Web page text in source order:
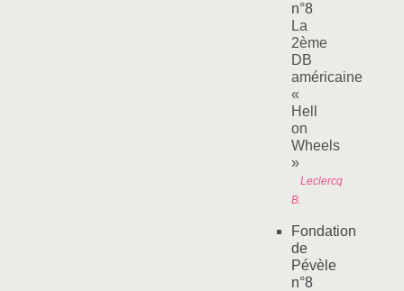
n°8
La
2ème
DB
américaine
«
Hell
on
Wheels
»
Leclercq
B.
Fondation
de
Pévèle
n°8